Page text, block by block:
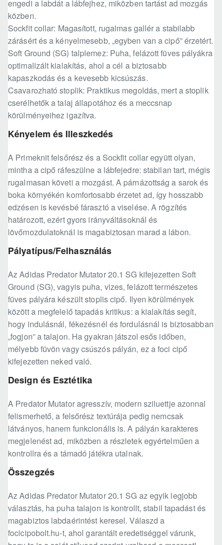
engedi a labdát a lábfejhez, miközben tartást ad mozgás
közben.
Sockfit collar: Magasított, rugalmas gallér a stabilabb
zárásért és a kényelmesebb, „egyben van a cipő” érzetért.
Soft Ground (SG) talplemez: Puha, felázott füves pályákra
optimalizált kialakítás, ahol a cél a biztosabb
kapaszkodás és a kevesebb kicsúszás.
Csavarozható stoplik: Praktikus megoldás, mert a stoplik
cserélhetők a talaj állapotához és a meccsnap
körülményeihez igazítva.
Kényelem és Illeszkedés
A Primeknit felsőrész és a Sockfit collar együtt olyan,
mintha a cipő ráfeszülne a lábfejedre: stabilan tart, mégis
rugalmasan követi a mozgást. A párnázottság a sarok és
boka környékén komfortosabb érzetet ad, így hosszabb
edzésen is kevésbé fárasztó a viselése. A rögzítés
határozott, ezért gyors irányváltásoknál és
lövőmozdulatoknál is magabiztosan marad a lábon.
Pályatípus/Felhasználás
Az Adidas Predator Mutator 20.1 SG kifejezetten Soft
Ground (SG), vagyis puha, vizes, felázott természetes
füves pályára készült stoplis cipő. Ilyen körülmények
között a megfelelő tapadás kritikus: a kialakítás segít,
hogy indulásnál, fékezésnél és fordulásnál is biztosabban
„fogjon” a talajon. Ha gyakran játszol esős időben,
mélyebb füvön vagy csúszós pályán, ez a foci cipő
kifejezetten neked való.
Design és Esztétika
A Predator Mutator agresszív, modern sziluettje azonnal
felismerhető, a felsőrész textúrája pedig nemcsak
látványos, hanem funkcionális is. A pályán karakteres
megjelenést ad, miközben a részletek egyértelműen a
kontrollra és a támadó játékra utalnak.
Összegzés
Az Adidas Predator Mutator 20.1 SG az egyik legjobb
választás, ha puha talajon is kontrollt, stabil tapadást és
magabiztos labdaérintést keresel. Válaszd a
focicipobolt.hu-t, ahol garantált eredetiséggel várunk,